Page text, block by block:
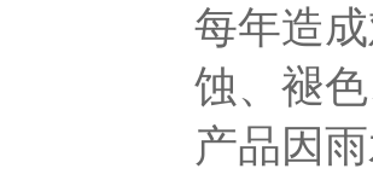
每年造
蚀、褪
产品因